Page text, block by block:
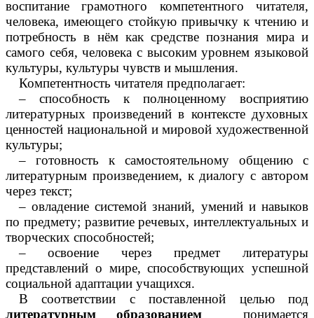
воспитание грамотного компетентного читателя,
человека, имеющего стойкую привычку к чтению и
потребность в нём как средстве познания мира и
самого себя, человека с высоким уровнем языковой
культуры, культуры чувств и мышления.
Компетентность читателя предполагает:
– способность к полноценному восприятию
литературных произведений в контексте духовных
ценностей национальной и мировой художественной
культуры;
– готовность к самостоятельному общению с
литературным произведением, к диалогу с автором
через текст;
– овладение системой знаний, умений и навыков
по предмету; развитие речевых, интеллектуальных и
творческих способностей;
– освоение через предмет литературы
представлений о мире, способствующих успешной
социальной адаптации учащихся.
В соответствии с поставленной целью под
литературным образованием понимается